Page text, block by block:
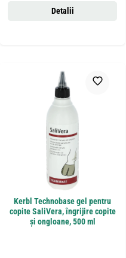
Detalii
Kerbl Technobase gel pentru
copite SaliVera, îngrijire copite
și ongloane, 500 ml